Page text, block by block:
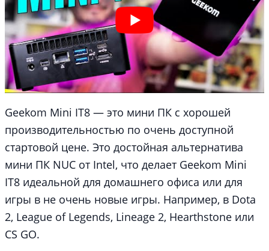
Geekom Mini IT8 — это мини ПК с хорошей
производительностью по очень доступной
стартовой цене. Это достойная альтернатива
мини ПК NUC от Intel, что делает Geekom Mini
IT8 идеальной для домашнего офиса или для
игры в не очень новые игры. Например, в Dota
2, League of Legends, Lineage 2, Hearthstone или
CS GO.